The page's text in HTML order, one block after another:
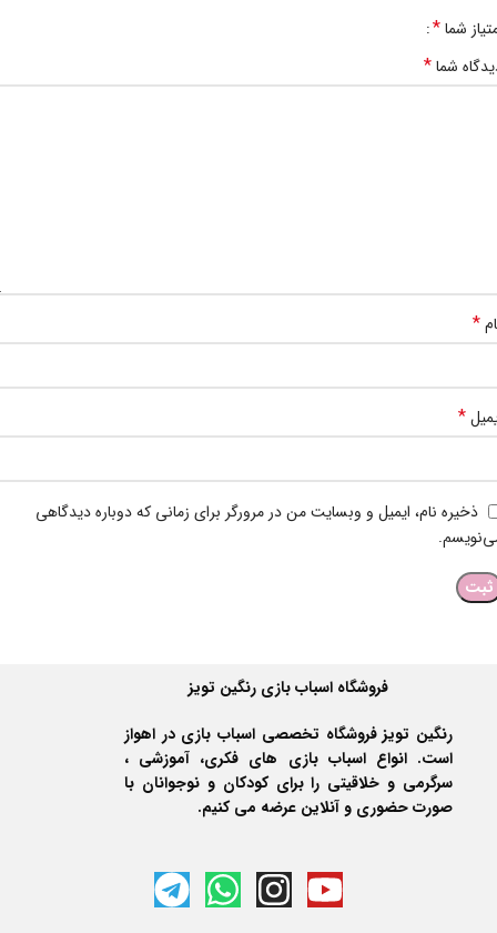
شما*
شما*
*
*
ذخیره نام، ایمیل و وبسایت من در مرورگر برای زمانی که دوباره دیدگاهی
فروشگاه اسباب بازی رنگین تویز
رنگین تویز فروشگاه تخصصی اسباب بازی در اهواز
است. انواع اسباب بازی های فکری، آموزشی ،
سرگرمی و خلاقیتی را برای کودکان و نوجوانان با
صورت حضوری و آنلاین عرضه می کنیم.